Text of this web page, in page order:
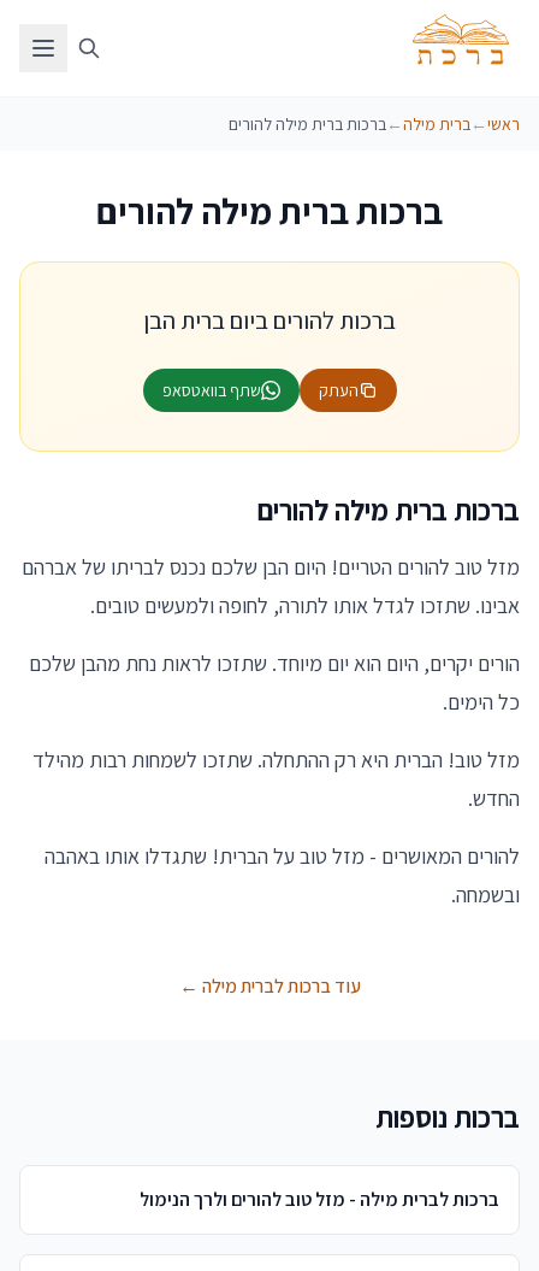
ראשי←ברית מילה←ברכות ברית מילה להורים
ברכות ברית מילה להורים
ברכות להורים ביום ברית הבן
העתק שתף בוואטסאפ
ברכות ברית מילה להורים
מזל טוב להורים הטריים! היום הבן שלכם נכנס לבריתו של אברהם
אבינו. שתזכו לגדל אותו לתורה, לחופה ולמעשים טובים.
הורים יקרים, היום הוא יום מיוחד. שתזכו לראות נחת מהבן שלכם
כל הימים.
מזל טוב! הברית היא רק ההתחלה. שתזכו לשמחות רבות מהילד
החדש.
להורים המאושרים - מזל טוב על הברית! שתגדלו אותו באהבה
ובשמחה.
עוד ברכות לברית מילה ←
ברכות נוספות
ברכות לברית מילה - מזל טוב להורים ולרך הנימול